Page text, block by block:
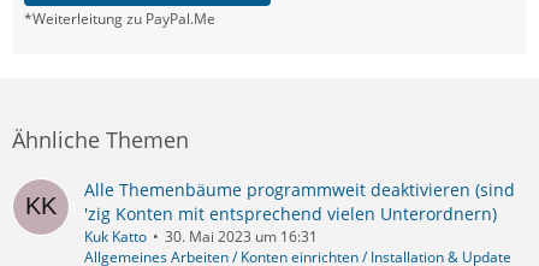
*Weiterleitung zu PayPal.Me
Ähnliche Themen
Alle Themenbäume programmweit deaktivieren (sind
'zig Konten mit entsprechend vielen Unterordnern)
Kuk Katto
30. Mai 2023 um 16:31
Allgemeines Arbeiten / Konten einrichten / Installation & Update